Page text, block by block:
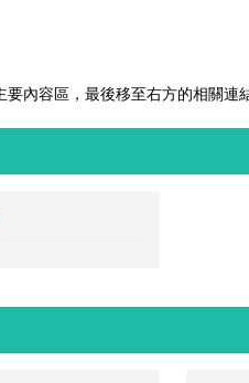
內容區，最後移至右方的相關連